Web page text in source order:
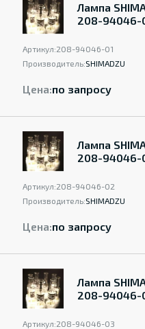
Лампа
208-94046-
Артикул:208-94046-01
Производитель:SHIMADZU
Цена:по запросу
Лампа
208-94046-
Артикул:208-94046-02
Производитель:SHIMADZU
Цена:по запросу
Лампа
208-94046-
Артикул:208-94046-03